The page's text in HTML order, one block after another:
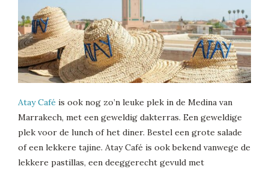
Atay Café is ook nog zo’n leuke plek in de Medina van
Marrakech, met een geweldig dakterras. Een geweldige
plek voor de lunch of het diner. Bestel een grote salade
of een lekkere tajine. Atay Café is ook bekend vanwege de
lekkere pastillas, een deeggerecht gevuld met